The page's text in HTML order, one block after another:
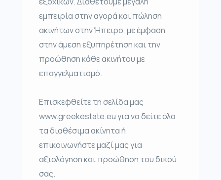
εμπειρία στην αγορά και πώληση
ακινήτων στην Ήπειρο, με έμφαση
στην άμεση εξυπηρέτηση και την
προώθηση κάθε ακινήτου με
επαγγελματισμό.
Επισκεφθείτε τη σελίδα μας
www.greekestate.eu για να δείτε όλα
τα διαθέσιμα ακίνητα ή
επικοινωνήστε μαζί μας για
αξιολόγηση και προώθηση του δικού
σας.